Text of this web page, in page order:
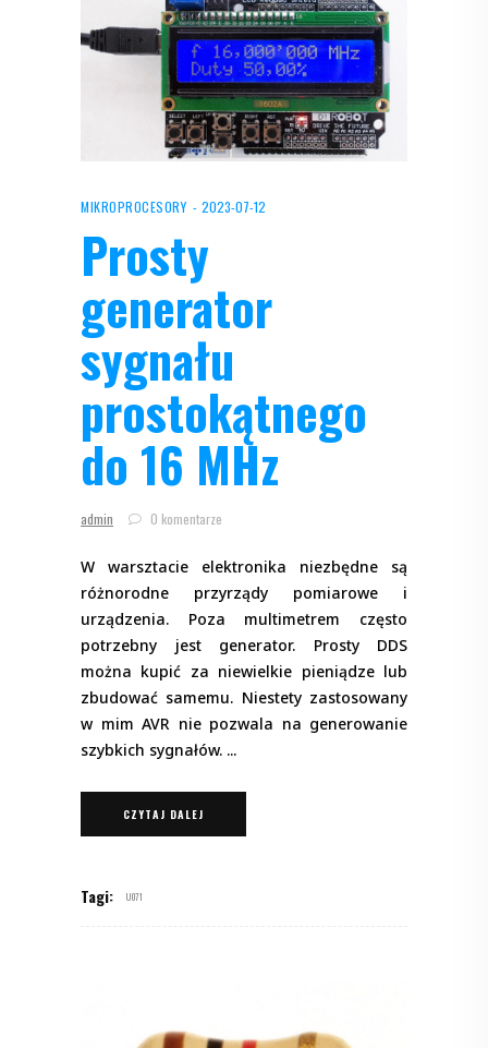
MIKROPROCESORY 2023-07-12
Prosty
generator
sygnału
prostokątnego
do 16 MHz
admin 0 komentarze
W warsztacie elektronika niezbędne są
różnorodne przyrządy pomiarowe i
urządzenia. Poza multimetrem często
potrzebny jest generator. Prosty DDS
można kupić za niewielkie pieniądze lub
zbudować samemu. Niestety zastosowany
w mim AVR nie pozwala na generowanie
szybkich sygnałów.
CZYTAJ DALEJ
Tagi: U071